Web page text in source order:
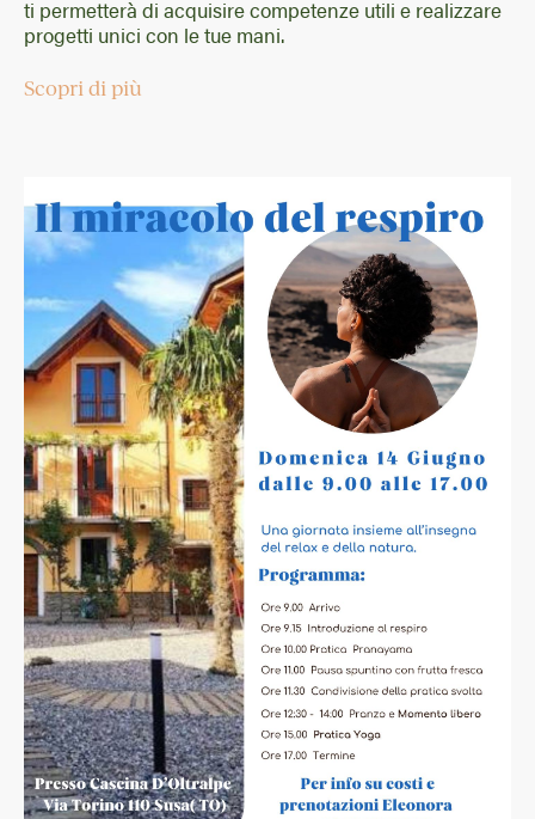
ti permetterà di acquisire competenze utili e realizzare
progetti unici con le tue mani.
Scopri di più